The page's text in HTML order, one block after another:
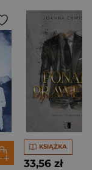
KSIĄŻKA
33,56 zł